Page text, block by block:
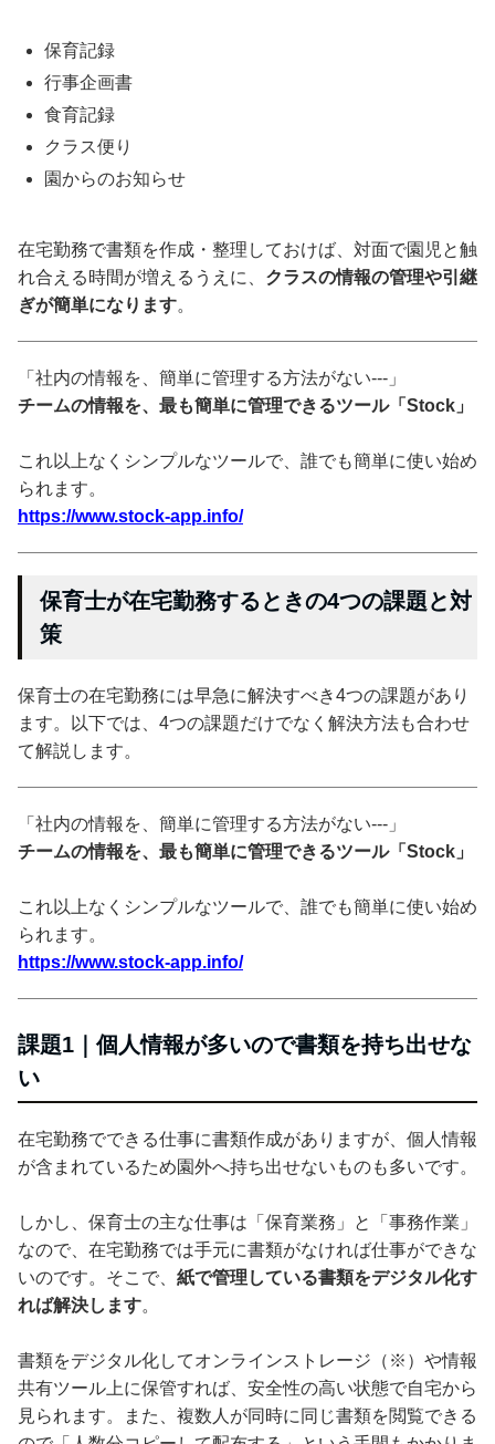
保育記録
行事企画書
食育記録
クラス便り
園からのお知らせ
在宅勤務で書類を作成・整理しておけば、対面で園児と触
れ合える時間が増えるうえに、 クラスの情報の管理や引継
ぎが簡単になります。
「社内の情報を、簡単に管理する方法がない---」
チームの情報を、最も簡単に管理できるツール「Stock」
これ以上なくシンプルなツールで、誰でも簡単に使い始め
られます。
https://www.stock-app.info/
保育士が在宅勤務するときの4つの課題と対
策
保育士の在宅勤務には早急に解決すべき4つの課題があり
ます。以下では、4つの課題だけでなく解決方法も合わせ
て解説します。
「社内の情報を、簡単に管理する方法がない---」
チームの情報を、最も簡単に管理できるツール「Stock」
これ以上なくシンプルなツールで、誰でも簡単に使い始め
られます。
https://www.stock-app.info/
課題1｜個人情報が多いので書類を持ち出せな
い
在宅勤務でできる仕事に書類作成がありますが、個人情報
が含まれているため園外へ持ち出せないものも多いです。
しかし、保育士の主な仕事は「保育業務」と「事務作業」
なので、在宅勤務では手元に書類がなければ仕事ができな
いのです。そこで、 紙で管理している書類をデジタル化す
れば解決します。
書類をデジタル化してオンラインストレージ（※）や情報
共有ツール上に保管すれば、安全性の高い状態で自宅から
見られます。また、複数人が同時に同じ書類を閲覧できる